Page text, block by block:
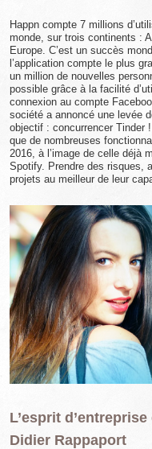
Happn compte 7 millions
monde, sur trois continents :
Europe. C’est un succès
l’application compte le plus
un million de nouvelles
possible grâce à la facilité
connexion au compte
société a annoncé une levée
objectif : concurrencer Tinder
que de nombreuses
2016, à l’image de celle déjà
Spotify. Prendre des risques,
projets au meilleur de leur
L’esprit
Didier Rappaport